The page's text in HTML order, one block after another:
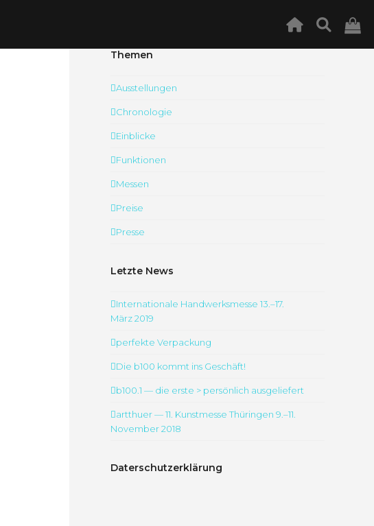
Themen
Ausstellungen
Chronologie
Einblicke
Funktionen
Messen
Preise
Presse
Letzte News
Internationale Handwerksmesse 13.–17.
März 2019
perfekte Verpackung
Die b100 kommt ins Geschäft!
b100.1 — die erste > persönlich ausgeliefert
artthuer — 11. Kunstmesse Thüringen 9.–11.
November 2018
Daterschutzerklärung